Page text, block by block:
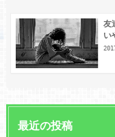
友
い
最近の投稿